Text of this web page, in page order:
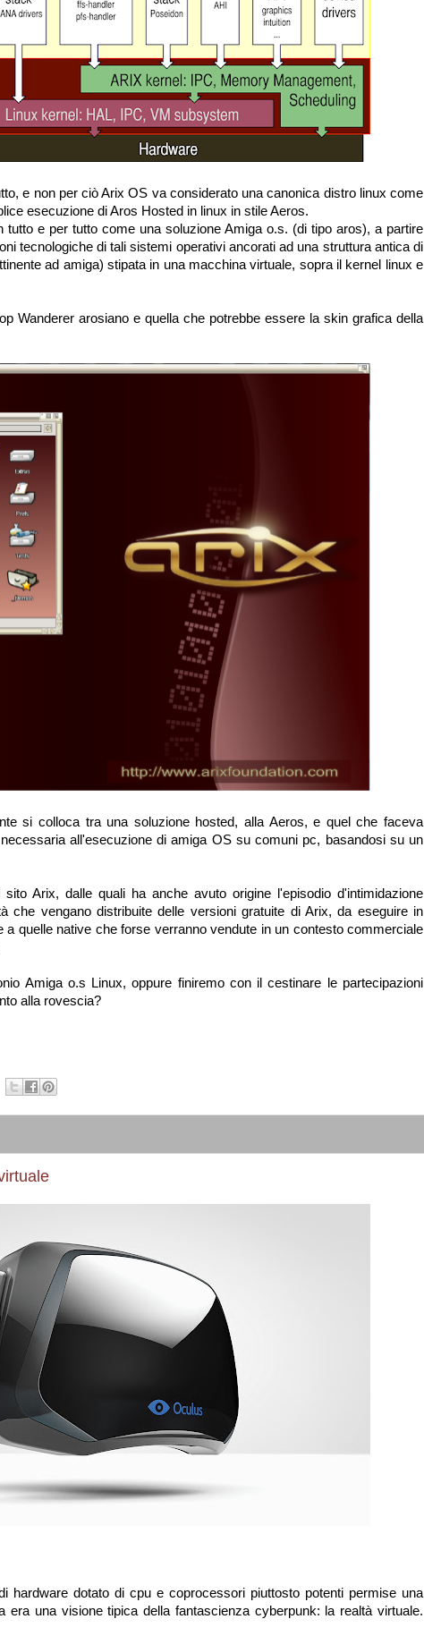
e non per ciò Arix OS va considerato una canonica distro linux come
esecuzione di Aros Hosted in linux in stile Aeros.
tutto e per tutto come una soluzione Amiga o.s. (di tipo aros), a partire
tecnologiche di tali sistemi operativi ancorati ad una struttura antica di
ad amiga) stipata in una macchina virtuale, sopra il kernel linux e
Wanderer arosiano e quella che potrebbe essere la skin grafica della
si colloca tra una soluzione hosted, alla Aeros, e quel che faceva
all'esecuzione di amiga OS su comuni pc, basandosi su un
Arix, dalle quali ha anche avuto origine l'episodio d'intimidazione
che vengano distribuite delle versioni gratuite di Arix, da eseguire in
quelle native che forse verranno vendute in un contesto commerciale
Amiga o.s Linux, oppure finiremo con il cestinare le partecipazioni
alla rovescia?
hardware dotato di cpu e coprocessori piuttosto potenti permise una
era una visione tipica della fantascienza cyberpunk: la realtà virtuale.